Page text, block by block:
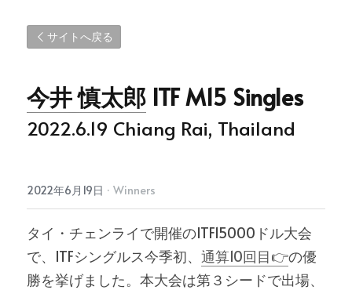
サイトへ戻る
今井 慎太郎 ITF M15 Singles
2022.6.19 Chiang Rai, Thailand
2022年6月19日 · Winners
タイ・チェンライで開催のITF15000ドル大会
で、ITFシングルス今季初、 通算10回目👉の優
勝を挙げました。本大会は第３シードで出場、